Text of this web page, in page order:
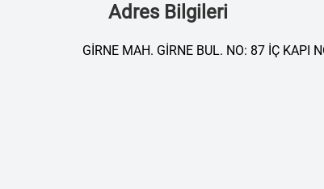
Adres Bilgileri
GİRNE MAH. GİRNE BUL. NO: 87 İÇ KAPI